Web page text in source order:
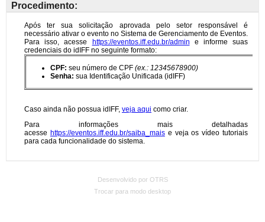
Procedimento:
Desenvolvido por OTRS
Trocar para modo desktop